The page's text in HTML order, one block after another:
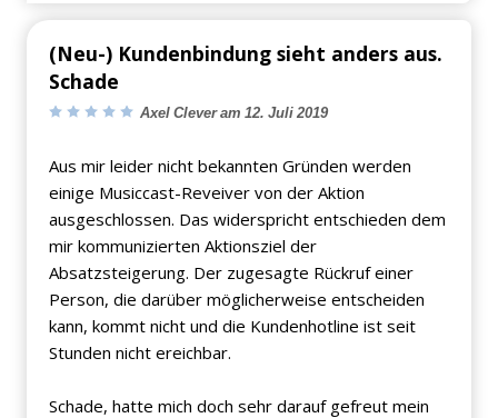
(Neu-) Kundenbindung sieht anders aus.
Schade
Axel Clever am 12. Juli 2019
Aus mir leider nicht bekannten Gründen werden
einige Musiccast-Reveiver von der Aktion
ausgeschlossen. Das widerspricht entschieden dem
mir kommunizierten Aktionsziel der
Absatzsteigerung. Der zugesagte Rückruf einer
Person, die darüber möglicherweise entscheiden
kann, kommt nicht und die Kundenhotline ist seit
Stunden nicht ereichbar.
Schade, hatte mich doch sehr darauf gefreut mein